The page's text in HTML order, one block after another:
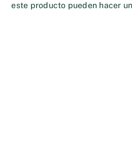
este producto pueden hacer